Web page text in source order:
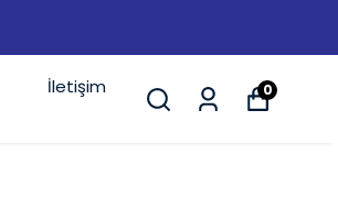
İletişim 0